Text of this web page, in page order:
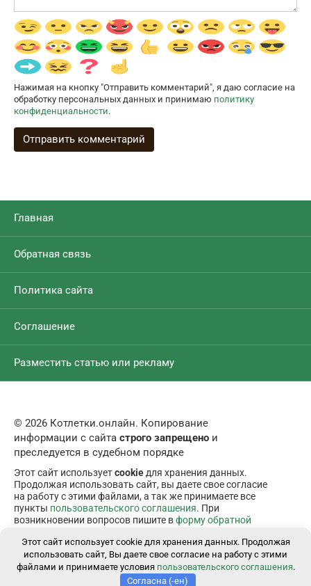
Нажимая на кнопку "Отправить комментарий", я даю согласие на
обработку персональных данных и принимаю политику
конфиденциальности.
Главная
Обратная связь
Политика сайта
Соглашение
Разместить статью или рекламу
© 2026 Котлетки.онлайн. Копирование
информации с сайта строго запрещено и
преследуется в судебном порядке
Этот сайт используетcookie для хранения данных.
Продолжая использовать сайт, вы даете свое согласие
на работу с этими файлами, а так же принимаете все
пункты пользовательского соглашения. При
возникновении вопросов пишите вформу обратной
Этот сайт использует cookie для хранения данных. Продолжая
использовать сайт, Вы даете свое согласие на работу с этими
файлами и принимаете условия пользовательского соглашения.
Согласна (-ен)